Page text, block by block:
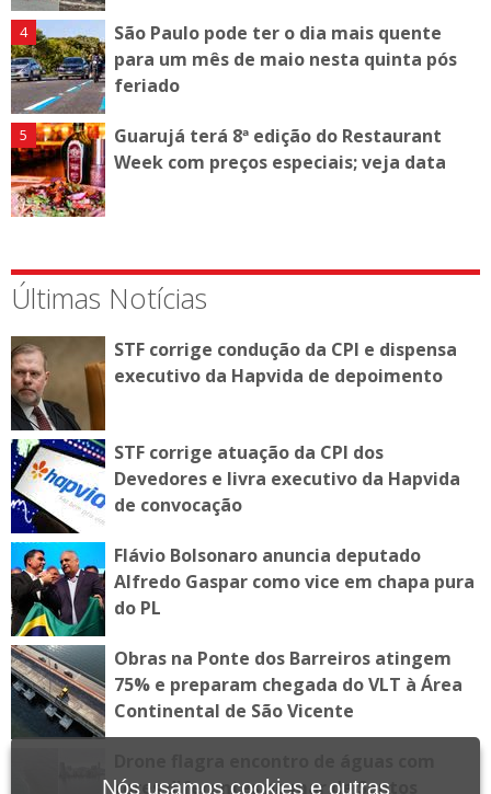
São Paulo pode ter o dia mais quente
para um mês de maio nesta quinta pós
feriado
Guarujá terá 8ª edição do Restaurant
Week com preços especiais; veja data
Últimas Notícias
STF corrige condução da CPI e dispensa
executivo da Hapvida de depoimento
STF corrige atuação da CPI dos
Devedores e livra executivo da Hapvida
de convocação
Flávio Bolsonaro anuncia deputado
Alfredo Gaspar como vice em chapa pura
do PL
Obras na Ponte dos Barreiros atingem
75% e preparam chegada do VLT à Área
Continental de São Vicente
cores diferentes no mar de Santos
Nós usamos cookies e outras